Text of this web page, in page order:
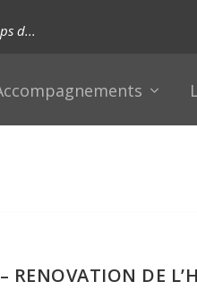
d...
RENOVATION DE